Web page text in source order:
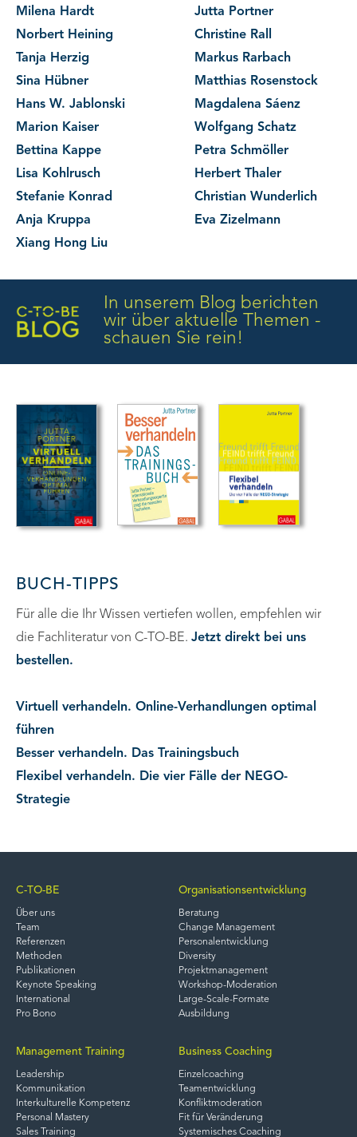
Milena Hardt
Norbert Heining
Tanja Herzig
Sina Hübner
Hans W. Jablonski
Marion Kaiser
Bettina Kappe
Lisa Kohlrusch
Stefanie Konrad
Anja Kruppa
Xiang Hong Liu
Jutta Portner
Christine Rall
Markus Rarbach
Matthias Rosenstock
Magdalena Sáenz
Wolfgang Schatz
Petra Schmöller
Herbert Thaler
Christian Wunderlich
Eva Zizelmann
In unserem Blog berichten
wir über aktuelle Themen -
schauen Sie rein!
BUCH-TIPPS
Für alle die Ihr Wissen vertiefen wollen, empfehlen wir
die Fachliteratur von C-TO-BE. Jetzt direkt bei uns
bestellen.
Virtuell verhandeln. Online-Verhandlungen optimal
führen
Besser verhandeln. Das Trainingsbuch
Flexibel verhandeln. Die vier Fälle der NEGO-
Strategie
C-TO-BE
Über uns
Team
Referenzen
Methoden
Publikationen
Keynote Speaking
International
Pro Bono
Organisationsentwicklung
Beratung
Change Management
Personalentwicklung
Diversity
Projektmanagement
Workshop-Moderation
Large-Scale-Formate
Ausbildung
Management Training
Leadership
Kommunikation
Interkulturelle Kompetenz
Personal Mastery
Sales Training
Business Coaching
Einzelcoaching
Teamentwicklung
Konfliktmoderation
Fit für Veränderung
Systemisches Coaching